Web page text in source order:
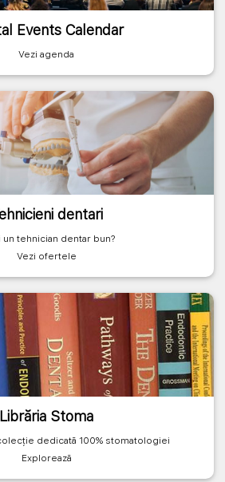
Events Calendar
Vezi agenda
dentari
un tehnician dentar bun?
Vezi ofertele
Librăria Stoma
dedicată 100% stomatologiei
Explorează